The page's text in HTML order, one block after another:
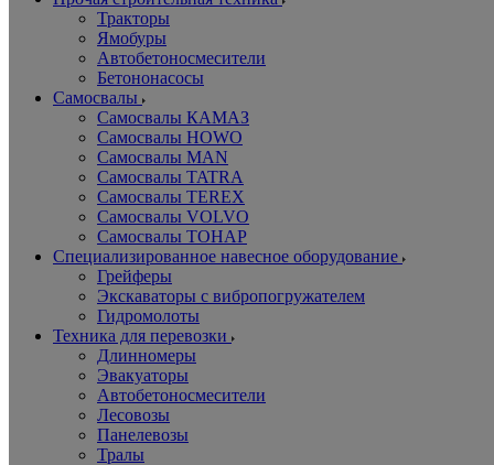
Тракторы
Ямобуры
Автобетоносмесители
Бетононасосы
Самосвалы
Самосвалы КАМАЗ
Самосвалы HOWO
Самосвалы MAN
Самосвалы TATRA
Самосвалы TEREX
Самосвалы VOLVO
Самосвалы ТОНАР
Специализированное навесное оборудование
Грейферы
Экскаваторы с вибропогружателем
Гидромолоты
Техника для перевозки
Длинномеры
Эвакуаторы
Автобетоносмесители
Лесовозы
Панелевозы
Тралы